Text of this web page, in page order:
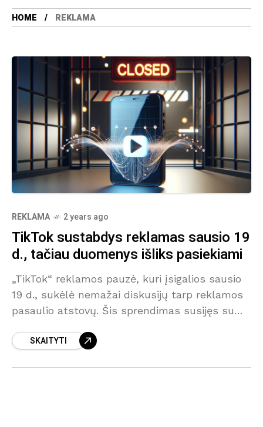
HOME REKLAMA
REKLAMA 2 years ago
TikTok sustabdys reklamas sausio 19
d., tačiau duomenys išliks pasiekiami
„TikTok“ reklamos pauzė, kuri įsigalios sausio
19 d., sukėlė nemažai diskusijų tarp reklamos
pasaulio atstovų. Šis sprendimas susijęs su
sprendimas dėl platformos likimo gali
SKAITYTI